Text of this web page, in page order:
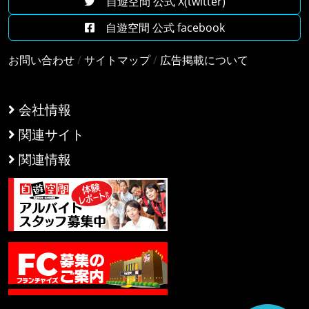
会社情報
関連サイト
関連情報
自遊空間 公式 facebook
お問い合わせ/サイトマップ/ 広告掲載について